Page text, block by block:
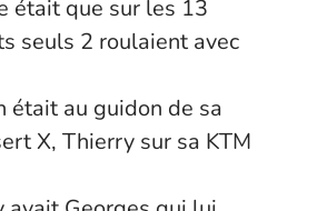
était que sur les 13
seuls 2 roulaient avec
était au guidon de sa
X, Thierry sur sa KTM